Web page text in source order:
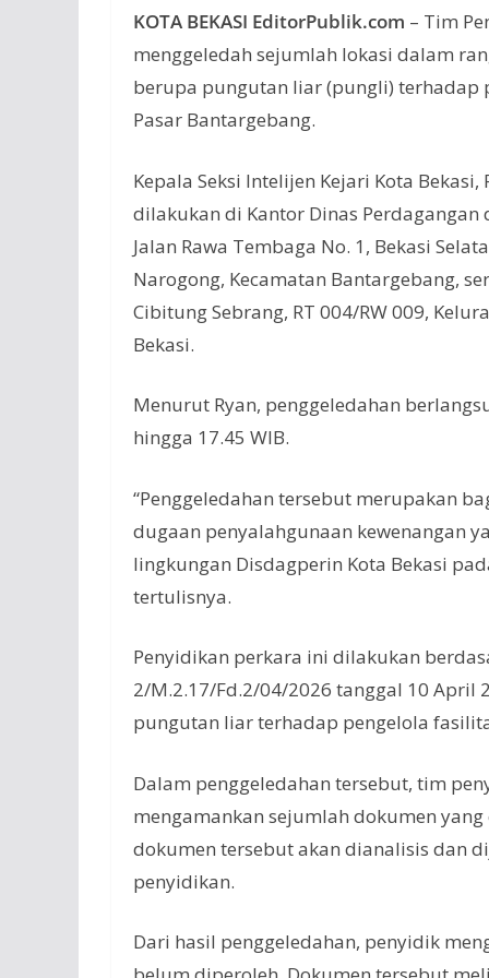
KOTA BEKASI EditorPublik.com – Tim
menggeledah sejumlah lokasi dalam
berupa pungutan liar (pungli) terhadap
Pasar Bantargebang.
Kepala Seksi Intelijen Kejari Kota
dilakukan di Kantor Dinas
Jalan Rawa Tembaga No. 1, Bekasi
Narogong, Kecamatan Bantargebang,
Cibitung Sebrang, RT 004/RW 009,
Bekasi.
Menurut Ryan, penggeledahan
hingga 17.45 WIB.
“Penggeledahan tersebut merupakan
dugaan penyalahgunaan kewenangan
lingkungan Disdagperin Kota Bekasi
tertulisnya.
Penyidikan perkara ini dilakukan
2/M.2.17/Fd.2/04/2026 tanggal 10
pungutan liar terhadap pengelola
Dalam penggeledahan tersebut, tim
mengamankan sejumlah dokumen
dokumen tersebut akan dianalisis dan
penyidikan.
Dari hasil penggeledahan, penyidik